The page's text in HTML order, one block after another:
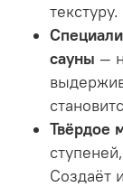
текстуру.
сауны —
Твёрдое
Создаёт